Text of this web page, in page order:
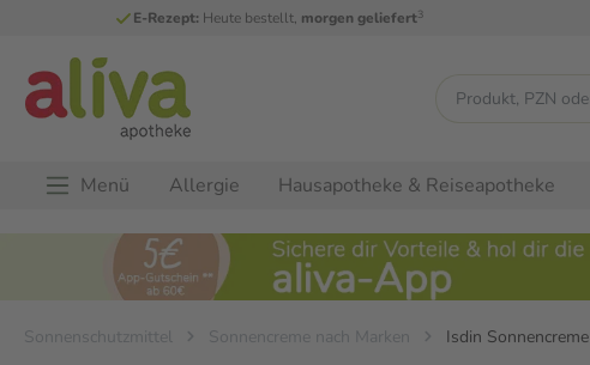
E-Rezept: Heute bestellt, morgen geliefert3
Menü Allergie Hausapotheke & Reiseapotheke
Sonnenschutzmittel Sonnencreme nach Marken Isdin Sonnencreme